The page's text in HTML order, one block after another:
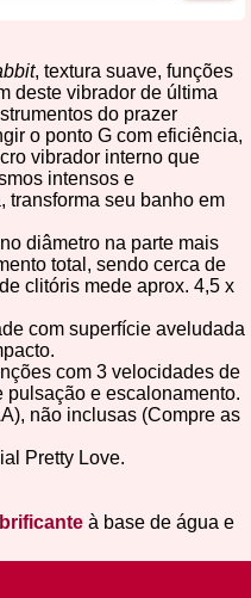
, textura suave, funções
deste vibrador de última
do prazer
o ponto G com eficiência,
vibrador interno que
intensos e
transforma seu banho em
diâmetro na parte mais
total, sendo cerca de
clitóris mede aprox. 4,5 x
com superfície aveludada
com 3 velocidades de
e escalonamento.
não inclusas (Compre as
Pretty Love.
à base de água e